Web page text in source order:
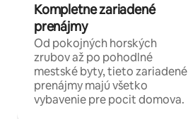
Kompletne zariadené
prenájmy
Od pokojných horských
zrubov až po pohodlné
mestské byty, tieto zariadené
prenájmy majú všetko
vybavenie pre pocit domova.